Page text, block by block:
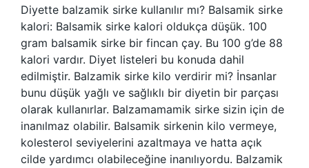
Diyette balzamik sirke kullanılır mı? Balsamik sirke
kalori: Balsamik sirke kalori oldukça düşük. 100
gram balsamik sirke bir fincan çay. Bu 100 g’de 88
kalori vardır. Diyet listeleri bu konuda dahil
edilmiştir. Balzamik sirke kilo verdirir mi? İnsanlar
bunu düşük yağlı ve sağlıklı bir diyetin bir parçası
olarak kullanırlar. Balzamamamik sirke sizin için de
inanılmaz olabilir. Balsamik sirkenin kilo vermeye,
kolesterol seviyelerini azaltmaya ve hatta açık
cilde yardımcı olabileceğine inanılıyordu. Balzamik